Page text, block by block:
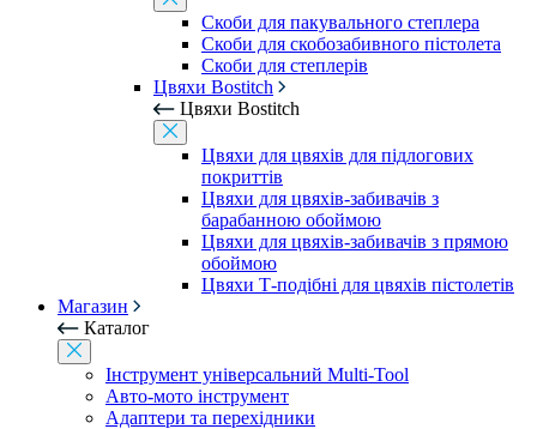
Скоби для пакувального степлера
Скоби для скобозабивного пістолета
Скоби для степлерів
Цвяхи Bostitch
Цвяхи Bostitch
Цвяхи для цвяхів для підлогових
покриттів
Цвяхи для цвяхів-забивачів з
барабанною обоймою
Цвяхи для цвяхів-забивачів з прямою
обоймою
Цвяхи Т-подібні для цвяхів пістолетів
Магазин
Каталог
Інструмент універсальний Multi-Tool
Авто-мото інструмент
Адаптери та перехідники